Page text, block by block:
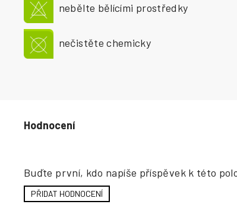
Buďte první, kdo napíše příspěvek k této
PŘIDAT HODNOCENÍ
nebělte bělícími prostředky
nečistěte chemicky